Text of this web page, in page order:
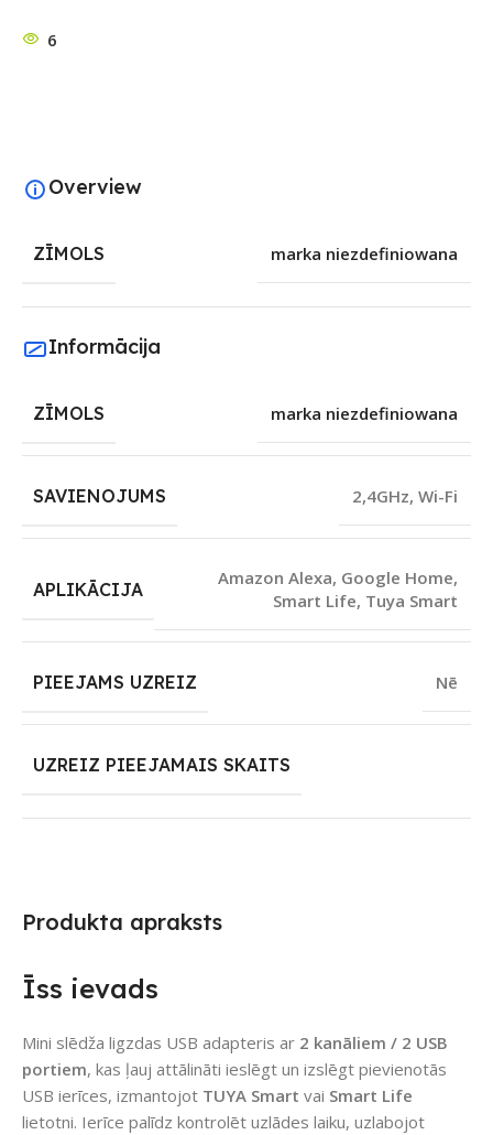
6
Produkta apraksts
Īss ievads
Mini slēdža ligzdas USB adapteris ar 2 kanāliem / 2 USB
portiem, kas ļauj attālināti ieslēgt un izslēgt pievienotās
USB ierīces, izmantojot TUYA Smart vai Smart Life
lietotni. Ierīce palīdz kontrolēt uzlādes laiku, uzlabojot
Overview
ZĪMOLS marka niezdefiniowana
Informācija
ZĪMOLS marka niezdefiniowana
SAVIENOJUMS 2,4GHz, Wi-Fi
APLIKĀCIJA
Amazon Alexa, Google Home,
Smart Life, Tuya Smart
PIEEJAMS UZREIZ Nē
UZREIZ PIEEJAMAIS SKAITS